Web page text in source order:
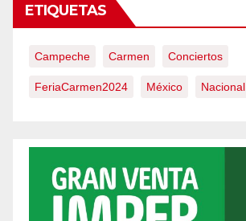
ETIQUETAS
Campeche Carmen Conciertos
FeriaCarmen2024 México Nacional